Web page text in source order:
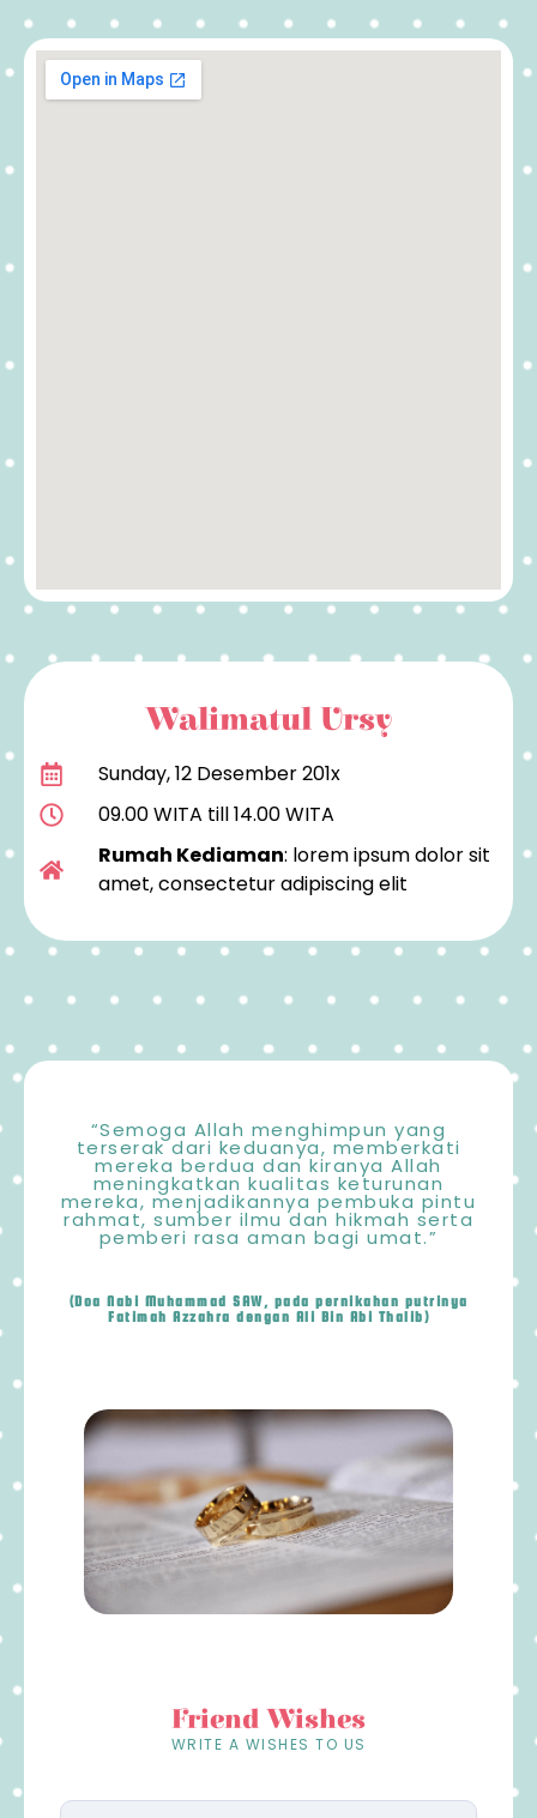
Walimatul Ursy
Sunday, 12 Desember 201x
09.00 WITA till 14.00 WITA
Rumah Kediaman: lorem ipsum dolor sit
amet, consectetur adipiscing elit
“Semoga Allah menghimpun yang
terserak dari keduanya, memberkati
mereka berdua dan kiranya Allah
meningkatkan kualitas keturunan
mereka, menjadikannya pembuka pintu
rahmat, sumber ilmu dan hikmah serta
pemberi rasa aman bagi umat.”
(Doa Nabi Muhammad SAW, pada pernikahan putrinya
Fatimah Azzahra dengan Ali Bin Abi Thalib)
Friend Wishes
WRITE A WISHES TO US